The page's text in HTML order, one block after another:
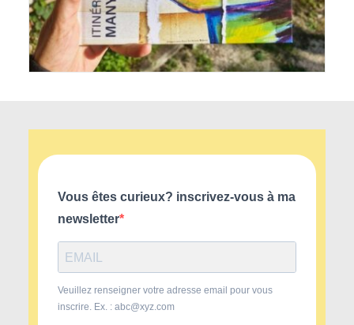
Vous êtes curieux? inscrivez-vous à ma
newsletter
Veuillez renseigner votre adresse email pour vous
inscrire. Ex. : abc@xyz.com